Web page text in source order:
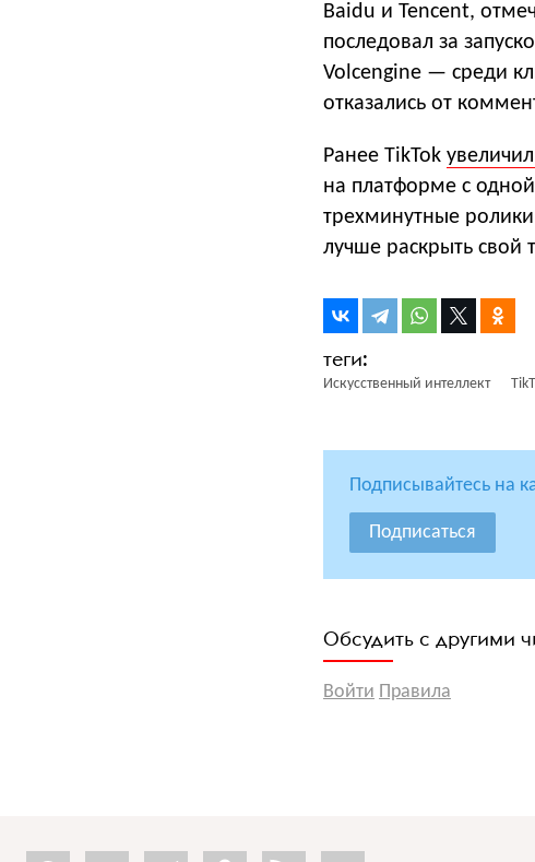
Baidu и Tencent,
последовал за
Volcengine — среди
отказались от
Ранее TikTok увеличил
на платформе с
трехминутные
лучше раскрыть свой
Искусственный интеллект
Подписывайтесь на
Подписаться
Обсудить с другими
Войти Правила